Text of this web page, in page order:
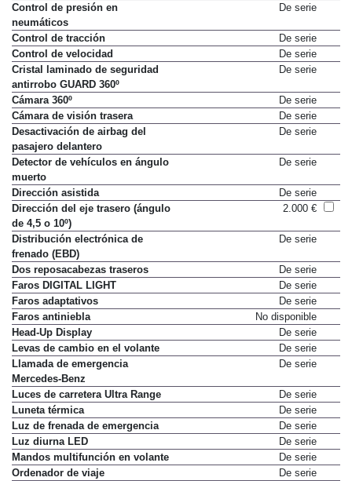
Control de presión en
neumáticos
De serie
Control de tracción
De serie
Control de velocidad
De serie
Cristal laminado de seguridad
antirrobo GUARD 360º
De serie
Cámara 360º
De serie
Cámara de visión trasera
De serie
Desactivación de airbag del
pasajero delantero
De serie
Detector de vehículos en ángulo
muerto
De serie
Dirección asistida
De serie
Dirección del eje trasero (ángulo
de 4,5 o 10º)
2.000 €
Distribución electrónica de
frenado (EBD)
De serie
Dos reposacabezas traseros
De serie
Faros DIGITAL LIGHT
De serie
Faros adaptativos
De serie
Faros antiniebla
No disponible
Head-Up Display
De serie
Levas de cambio en el volante
De serie
Llamada de emergencia
Mercedes-Benz
De serie
Luces de carretera Ultra Range
De serie
Luneta térmica
De serie
Luz de frenada de emergencia
De serie
Luz diurna LED
De serie
Mandos multifunción en volante
De serie
Ordenador de viaje
De serie